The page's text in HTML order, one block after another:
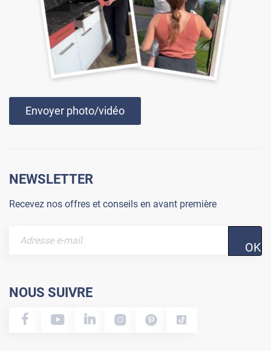
Envoyer photo/vidéo
NEWSLETTER
Recevez nos offres et conseils en avant première
OK
NOUS SUIVRE